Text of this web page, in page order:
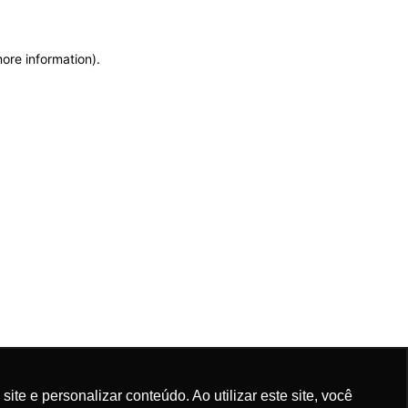
e personalizar conteúdo. Ao utilizar este site, você
information).